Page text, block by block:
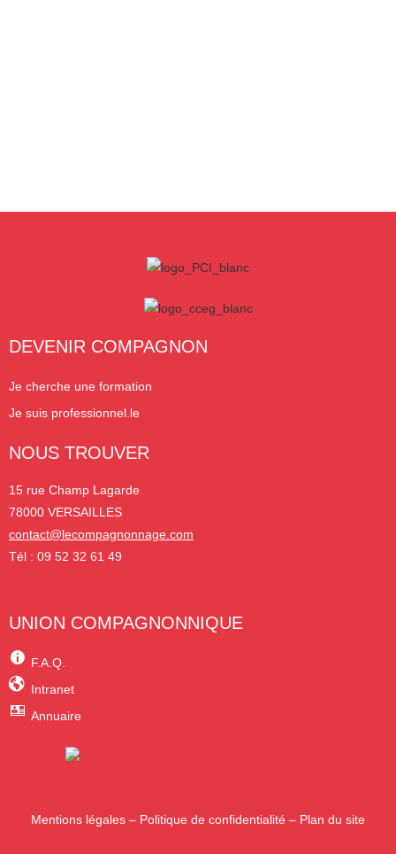
DEVENIR COMPAGNON
Je cherche une formation
Je suis professionnel.le
NOUS TROUVER
15 rue Champ Lagarde
78000 VERSAILLES
contact@lecompagnonnage.com
Tél : 09 52 32 61 49
UNION COMPAGNONNIQUE
F.A.Q.
Intranet
Annuaire
Mentions légales – Politique de confidentialité – Plan du site